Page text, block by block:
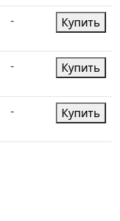
- Купить
- Купить
- Купить